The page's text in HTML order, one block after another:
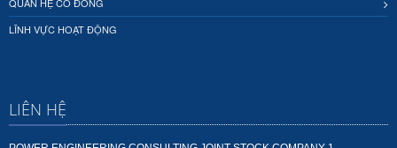
LĨNH VỰC HOẠT ĐỘNG
LIÊN HỆ